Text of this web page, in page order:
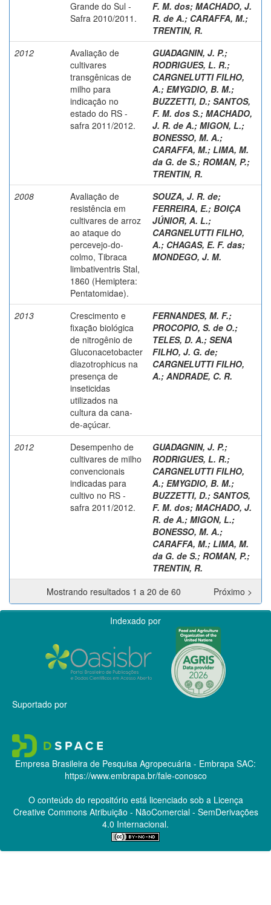
Grande do Sul -
Safra 2010/2011.
F. M. dos; MACHADO, J.
R. de A.; CARAFFA, M.;
TRENTIN, R.
2012
Avaliação de
cultivares
transgênicas de
milho para
indicação no
estado do RS -
safra 2011/2012.
GUADAGNIN, J. P.;
RODRIGUES, L. R.;
CARGNELUTTI FILHO,
A.; EMYGDIO, B. M.;
BUZZETTI, D.; SANTOS,
F. M. dos S.; MACHADO,
J. R. de A.; MIGON, L.;
BONESSO, M. A.;
CARAFFA, M.; LIMA, M.
da G. de S.; ROMAN, P.;
TRENTIN, R.
2008
Avaliação de
resistência em
cultivares de arroz
ao ataque do
percevejo-do-
colmo, Tibraca
limbativentris Stal,
1860 (Hemiptera:
Pentatomidae).
SOUZA, J. R. de;
FERREIRA, E.; BOIÇA
JÚNIOR, A. L.;
CARGNELUTTI FILHO,
A.; CHAGAS, E. F. das;
MONDEGO, J. M.
2013
Crescimento e
fixação biológica
de nitrogênio de
Gluconacetobacter
diazotrophicus na
presença de
inseticidas
utilizados na
cultura da cana-
de-açúcar.
FERNANDES, M. F.;
PROCOPIO, S. de O.;
TELES, D. A.; SENA
FILHO, J. G. de;
CARGNELUTTI FILHO,
A.; ANDRADE, C. R.
2012
Desempenho de
cultivares de milho
convencionais
indicadas para
cultivo no RS -
safra 2011/2012.
GUADAGNIN, J. P.;
RODRIGUES, L. R.;
CARGNELUTTI FILHO,
A.; EMYGDIO, B. M.;
BUZZETTI, D.; SANTOS,
F. M. dos; MACHADO, J.
R. de A.; MIGON, L.;
BONESSO, M. A.;
CARAFFA, M.; LIMA, M.
da G. de S.; ROMAN, P.;
TRENTIN, R.
Mostrando resultados 1 a 20 de 60
Próximo >
Indexado por
Suportado por
Empresa Brasileira de Pesquisa Agropecuária - Embrapa SAC:
https://www.embrapa.br/fale-conosco
O conteúdo do repositório está licenciado sob a Licença
Creative CommonsAtribuição - NãoComercial - SemDerivações
4.0 Internacional.